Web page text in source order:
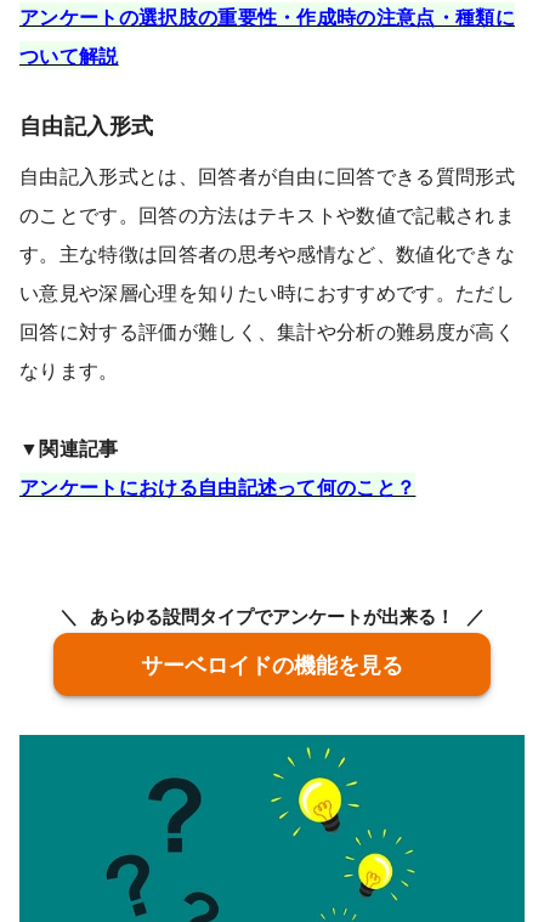
アンケートの選択肢の重要性・作成時の注意点・種類に
ついて解説
自由記入形式
自由記入形式とは、回答者が自由に回答できる質問形式
のことです。回答の方法はテキストや数値で記載されま
す。主な特徴は回答者の思考や感情など、数値化できな
い意見や深層心理を知りたい時におすすめです。ただし
回答に対する評価が難しく、集計や分析の難易度が高く
なります。
▼関連記事
アンケートにおける自由記述って何のこと？
あらゆる設問タイプでアンケートが出来る！
サーベロイドの機能を見る